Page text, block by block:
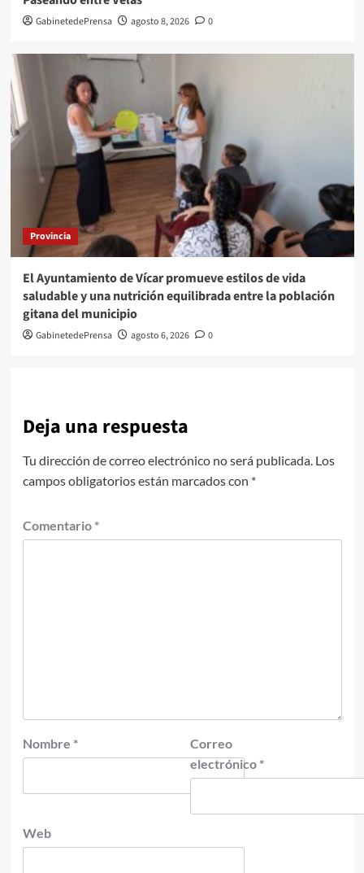
GabinetedePrensa agosto 8, 2026 0
Provincia
El Ayuntamiento de Vícar promueve estilos de vida
saludable y una nutrición equilibrada entre la población
gitana del municipio
GabinetedePrensa agosto 6, 2026 0
Deja una respuesta
Tu dirección de correo electrónico no será publicada. Los
campos obligatorios están marcados con *
Comentario *
Nombre *
Correo
electrónico *
Web